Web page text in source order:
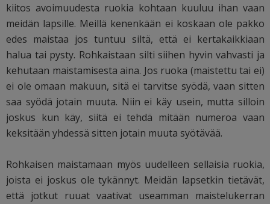
kiitos avoimuudesta ruokia kohtaan kuuluu ihan vaan
meidän lapsille. Meillä kenenkään ei koskaan ole pakko
edes maistaa jos tuntuu siltä, että ei kertakaikkiaan
halua tai pysty. Rohkaistaan silti siihen hyvin vahvasti ja
kehutaan maistamisesta aina. Jos ruoka (maistettu tai ei)
ei ole omaan makuun, sitä ei tarvitse syödä, vaan sitten
saa syödä jotain muuta. Niin ei käy usein, mutta silloin
joskus kun käy, siitä ei tehdä mitään numeroa vaan
keksitään yhdessä sitten jotain muuta syötävää.
Rohkaisen maistamaan myös uudelleen sellaisia ruokia,
joista ei joskus ole tykännyt. Meidän lapsetkin tietävät,
että jotkut ruuat vaativat useamman maistelukerran